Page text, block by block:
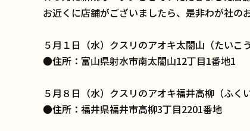
お近くに店舗がございましたら、是非わが社
５月１日（水）クスリのアオキ太閤山（たいこ
●住所：富山県射水市南太閤山12丁目1番地1
５月８日（水）クスリのアオキ福井高柳（ふく
●住所：福井県福井市高柳3丁目2201番地